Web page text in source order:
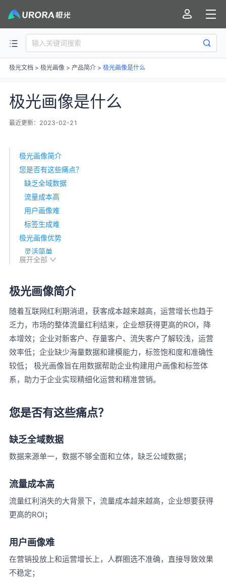
极光文档 > 极光画像 > 产品简介 > 极光画像是什么
极光画像是什么
最近更新：2023-02-21
极光画像简介
您是否有这些痛点？
缺乏全域数据
流量成本高
用户画像难
标签生成难
极光画像优势
灵活简单
数据准确
数据更新快
展开全部
极光画像简介
随着互联网红利期消退，获客成本越来越高，运营增长也趋于
乏力，市场的整体流量红利结束，企业想获得更高的ROI，降
本增效；企业对新客户、存量客户、流失客户了解较浅，运营
效率低；企业缺少海量数据和建模能力，标签饱和度和准确性
较低； 极光画像旨在用数据帮助企业构建用户画像和标签体
系，助力于企业实现精细化运营和精准营销。
您是否有这些痛点？
缺乏全域数据
数据来源单一，数据不够全面和立体，缺乏公域数据；
流量成本高
流量红利消失的大背景下，流量成本越来越高，企业想要获得
更高的ROI；
用户画像难
在营销投放上和运营增长上，人群圈选不准确，直接导致效果
不稳定；